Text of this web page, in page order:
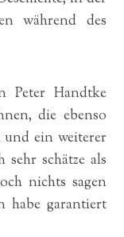
während des
Peter Handtke
die ebenso
ein weiterer
schätze als
nichts sagen
habe garantiert